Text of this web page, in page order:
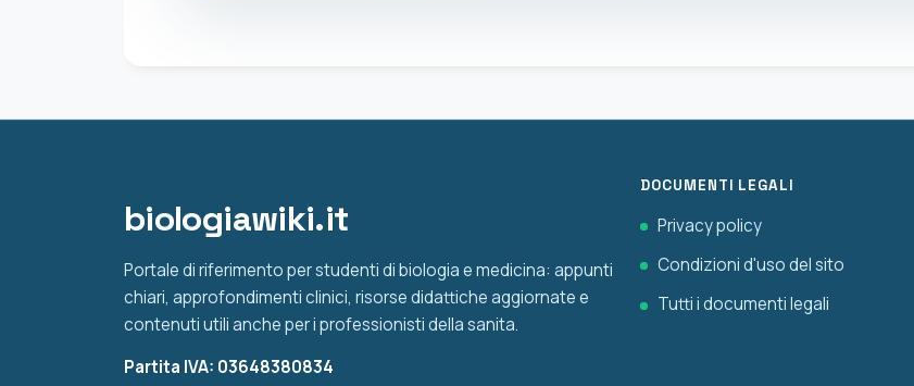
biologiawiki.it
Portale di riferimento per studenti di biologia e medicina: appunti
chiari, approfondimenti clinici, risorse didattiche aggiornate e
contenuti utili anche per i professionisti della sanita.
Partita IVA: 03648380834
DOCUMENTI LEGALI
Privacy policy
Condizioni d'uso del sito
Tutti i documenti legali